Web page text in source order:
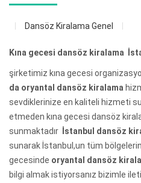
Dansöz Kiralama Genel
Kına gecesi dansöz kiralama
şirketimiz kına gecesi
da oryantal dansöz kiralama
sevdiklerinize en kaliteli hizmeti
etmeden kına gecesi dansöz
sunmaktadır
İstanbul dansöz
sunarak İstanbul,un tüm
gecesinde oryantal dansöz
bilgi almak istiyorsanız bizimle